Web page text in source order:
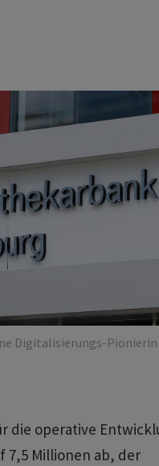
Digitalisierungs-Pionierin
die operative
7,5 Millionen ab, der